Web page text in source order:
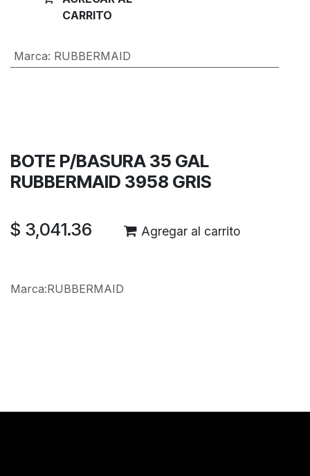
CARRITO
Marca: RUBBERMAID
BOTE P/BASURA 35 GAL
RUBBERMAID 3958 GRIS
$ 3,041.36 Agregar al carrito
Marca:RUBBERMAID